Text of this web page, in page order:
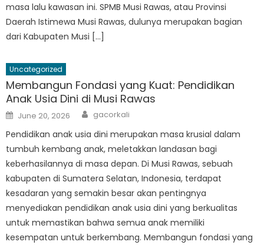
masa lalu kawasan ini. SPMB Musi Rawas, atau Provinsi
Daerah Istimewa Musi Rawas, dulunya merupakan bagian
dari Kabupaten Musi […]
Uncategorized
Membangun Fondasi yang Kuat: Pendidikan
Anak Usia Dini di Musi Rawas
Posted
on
June 20, 2026 Author
gacorkali
Pendidikan anak usia dini merupakan masa krusial dalam
tumbuh kembang anak, meletakkan landasan bagi
keberhasilannya di masa depan. Di Musi Rawas, sebuah
kabupaten di Sumatera Selatan, Indonesia, terdapat
kesadaran yang semakin besar akan pentingnya
menyediakan pendidikan anak usia dini yang berkualitas
untuk memastikan bahwa semua anak memiliki
kesempatan untuk berkembang. Membangun fondasi yang